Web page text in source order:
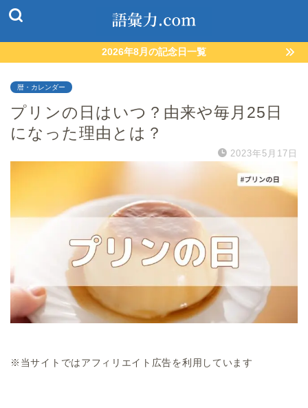
2026年8月の記念日一覧
暦・カレンダー
プリンの日はいつ？由来や毎月25日
になった理由とは？
2023年5月17日
※当サイトではアフィリエイト広告を利用しています